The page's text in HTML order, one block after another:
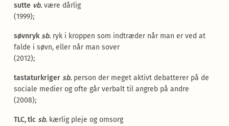
sutte vb. være dårlig
(1999);
søvnryk sb. ryk i kroppen som indtræder når man er ved at
falde i søvn, eller når man sover
(2012);
tastaturkriger sb. person der meget aktivt debatterer på de
sociale medier og ofte går verbalt til angreb på andre
(2008);
TLC,tlc sb. kærlig pleje og omsorg